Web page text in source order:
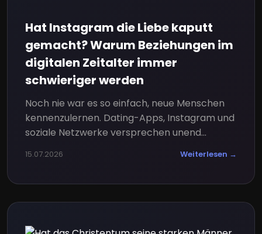
Hat Instagram die Liebe kaputt
gemacht? Warum Beziehungen im
digitalen Zeitalter immer
schwieriger werden
Noch nie war es so einfach, neue Menschen
kennenzulernen. Dating-Apps, Instagram und
soziale Netzwerke versprechen unend...
15.07.2026 Weiterlesen →